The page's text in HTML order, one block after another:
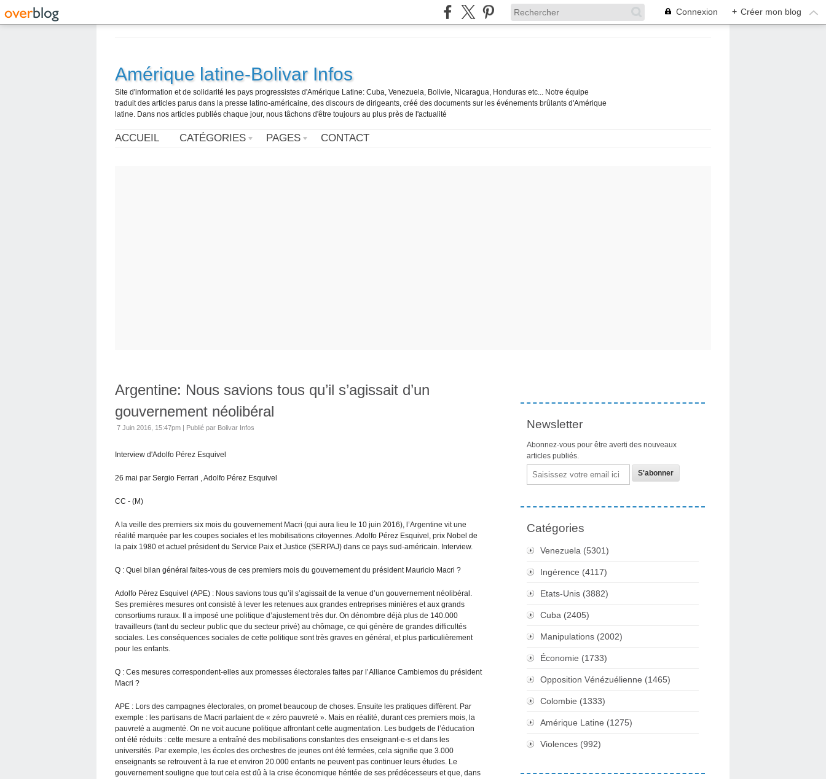
Connexion + Créer mon blog
Amérique latine-Bolivar Infos
Site d'information et de solidarité les pays progressistes d'Amérique Latine: Cuba, Venezuela, Bolivie, Nicaragua, Honduras etc... Notre équipe
traduit des articles parus dans la presse latino-américaine, des discours de dirigeants, créé des documents sur les événements brûlants d'Amérique
latine. Dans nos articles publiés chaque jour, nous tâchons d'être toujours au plus près de l'actualité
ACCUEIL CATÉGORIES PAGES CONTACT
Argentine: Nous savions tous qu’il s’agissait d’un
gouvernement néolibéral
7 Juin 2016, 15:47pm | Publié par Bolivar Infos
Interview d'Adolfo Pérez Esquivel
26 mai par Sergio Ferrari , Adolfo Pérez Esquivel
CC - (M)
A la veille des premiers six mois du gouvernement Macri (qui aura lieu le 10 juin 2016), l’Argentine vit une
réalité marquée par les coupes sociales et les mobilisations citoyennes. Adolfo Pérez Esquivel, prix Nobel de
la paix 1980 et actuel président du Service Paix et Justice (SERPAJ) dans ce pays sud-américain. Interview.
Q : Quel bilan général faites-vous de ces premiers mois du gouvernement du président Mauricio Macri ?
Adolfo Pérez Esquivel (APE) : Nous savions tous qu’il s’agissait de la venue d’un gouvernement néolibéral.
Ses premières mesures ont consisté à lever les retenues aux grandes entreprises minières et aux grands
consortiums ruraux. Il a imposé une politique d’ajustement très dur. On dénombre déjà plus de 140.000
travailleurs (tant du secteur public que du secteur privé) au chômage, ce qui génère de grandes difficultés
sociales. Les conséquences sociales de cette politique sont très graves en général, et plus particulièrement
pour les enfants.
Q : Ces mesures correspondent-elles aux promesses électorales faites par l’Alliance Cambiemos du président
Macri ?
APE : Lors des campagnes électorales, on promet beaucoup de choses. Ensuite les pratiques diffèrent. Par
exemple : les partisans de Macri parlaient de « zéro pauvreté ». Mais en réalité, durant ces premiers mois, la
pauvreté a augmenté. On ne voit aucune politique affrontant cette augmentation. Les budgets de l’éducation
ont été réduits : cette mesure a entraîné des mobilisations constantes des enseignant-e-s et dans les
universités. Par exemple, les écoles des orchestres de jeunes ont été fermées, cela signifie que 3.000
enseignants se retrouvent à la rue et environ 20.000 enfants ne peuvent pas continuer leurs études. Le
gouvernement souligne que tout cela est dû à la crise économique héritée de ses prédécesseurs et que, dans
Newsletter
Abonnez-vous pour être averti des nouveaux
articles publiés.
Email
Catégories
Venezuela (5301)
Ingérence (4117)
Etats-Unis (3882)
Cuba (2405)
Manipulations (2002)
Économie (1733)
Opposition Vénézuélienne (1465)
Colombie (1333)
Amérique Latine (1275)
Violences (992)